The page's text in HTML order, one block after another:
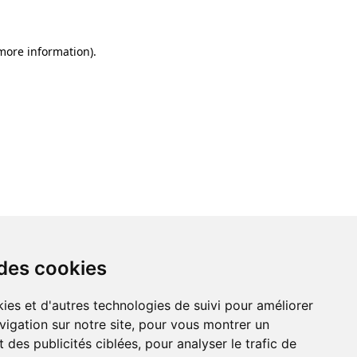
cookies
et d'autres technologies de suivi pour améliorer
sur notre site, pour vous montrer un
des publicités ciblées, pour analyser le trafic de
information).